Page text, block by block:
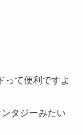
って便利ですよ
タジーみたい